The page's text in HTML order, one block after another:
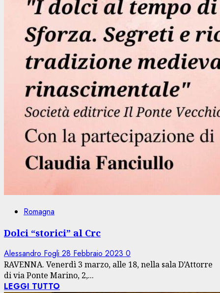
Romagna
Dolci “storici” al Crc
Alessandro Fogli 28 Febbraio 2023 0
RAVENNA. Venerdì 3 marzo, alle 18, nella sala D’Attorre
di via Ponte Marino, 2,...
LEGGI TUTTO